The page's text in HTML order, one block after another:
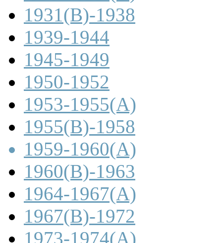
1931(B)-1938
1939-1944
1945-1949
1950-1952
1953-1955(A)
1955(B)-1958
1959-1960(A)
1960(B)-1963
1964-1967(A)
1967(B)-1972
1973-1974(A)